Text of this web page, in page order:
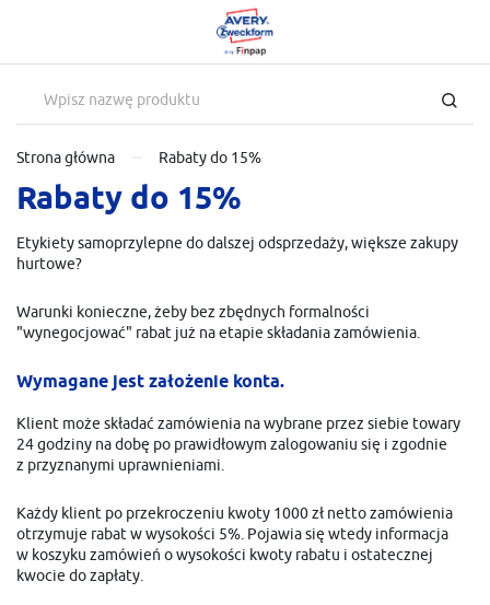
Strona główna Rabaty do 15%
Rabaty do 15%
Etykiety samoprzylepne do dalszej odsprzedaży, większe zakupy
hurtowe?
Warunki konieczne, żeby bez zbędnych formalności
"wynegocjować" rabat już na etapie składania zamówienia.
Wymagane jest założenie konta.
Klient może składać zamówienia na wybrane przez siebie towary
24 godziny na dobę po prawidłowym zalogowaniu się i zgodnie
z przyznanymi uprawnieniami.
Każdy klient po przekroczeniu kwoty 1000 zł netto zamówienia
otrzymuje rabat w wysokości 5%. Pojawia się wtedy informacja
w koszyku zamówień o wysokości kwoty rabatu i ostatecznej
kwocie do zapłaty.
Szanujemy Twoją prywatność. Możesz zmienić ustawienia
cookies lub zaakceptować je wszystkie. W dowolnym momencie
Niezbędne
Niezbędne pliki cookies służą do prawidłowego funkcjonowania strony
internetowej i umożliwiają Ci komfortowe korzystanie z oferowanych
przez nas usług.
m.in. dostosowania Twoich ustawień preferencji prywatności, logowania
czy wypełniania formularzy. Dzięki plikom cookies strona, z której
Więcej
Funkcjonalne i personalizacyjne
wprowadzonych przez Ciebie ustawień oraz personalizację określonych
funkcjonalności czy prezentowanych treści.
Dzięki tym plikom cookies możemy zapewnić Ci większy komfort
korzystania z funkcjonalności naszej strony poprzez dopasowanie jej do
personalizacyjne pliki cookies gwarantuje dostępność większej ilości
funkcji na stronie.
Więcej
Analityczne
Analityczne pliki cookies pomagają nam rozwijać się i dostosowywać do
Twoich potrzeb.
USTAWIENIA REGIONALNE
Lokalizacja
Polska
polski
Waluta
ZAPISZ